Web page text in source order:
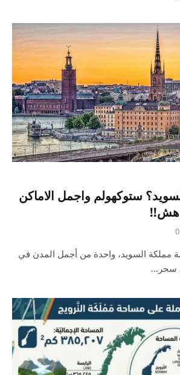
ستوكهولم واجمل الاماكن
0
مملكة السويد، واحدة من أجمل المدن في
سحر…